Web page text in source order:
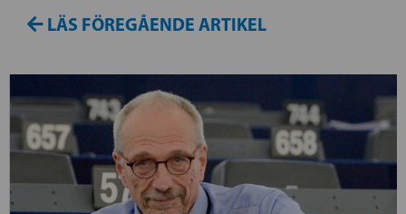
LÄS FÖREGÅENDE ARTIKEL